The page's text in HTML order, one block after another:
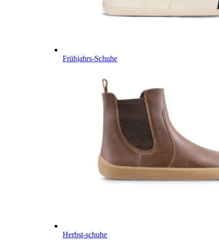
Frühjahrs-Schuhe
Herbst-schuhe